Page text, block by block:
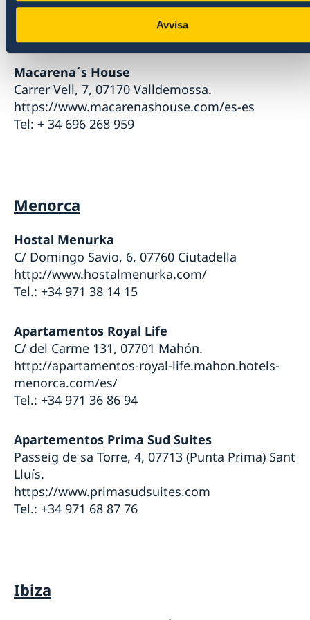
Avvisa
Macarena´s House
Carrer Vell, 7, 07170 Valldemossa.
https://www.macarenashouse.com/es-es
Tel: + 34 696 268 959
Menorca
Hostal Menurka
C/ Domingo Savio, 6, 07760 Ciutadella
http://www.hostalmenurka.com/
Tel.: +34 971 38 14 15
Apartamentos Royal Life
C/ del Carme 131, 07701 Mahón.
http://apartamentos-royal-life.mahon.hotels-
menorca.com/es/
Tel.: +34 971 36 86 94
Apartementos Prima Sud Suites
Passeig de sa Torre, 4, 07713 (Punta Prima) Sant
Lluís.
https://www.primasudsuites.com
Tel.: +34 971 68 87 76
Ibiza